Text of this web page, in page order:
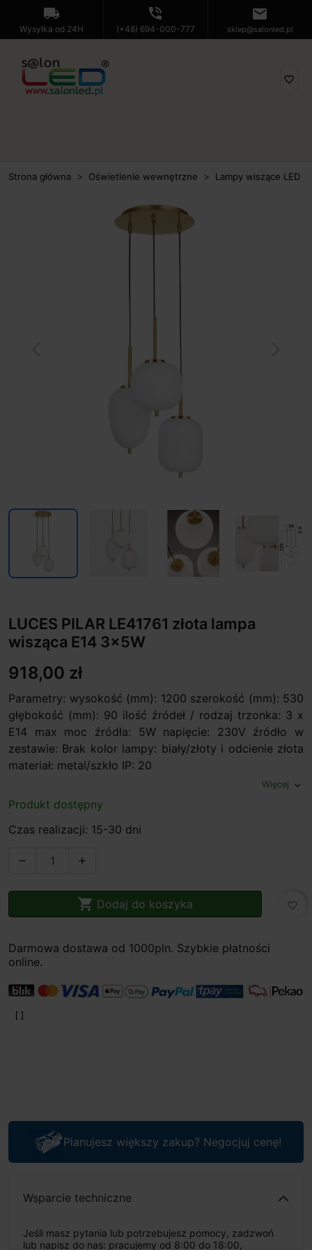
local_shipping
Wysyłka od 24H
phone_in_talk
(+48) 694-000-777
mail
sklep@salonled.pl
favorite_border
Strona główna Oświetlenie wewnętrzne Lampy wiszące LED
LUCES PILAR LE41761 złota lampa
wisząca E14 3x5W
918,00 zł
Parametry: wysokość (mm): 1200 szerokość (mm): 530
głębokość (mm): 90 ilość źródeł / rodzaj trzonka: 3 x
E14 max moc źródła: 5W napięcie: 230V źródło w
zestawie: Brak kolor lampy: biały/złoty i odcienie złota
materiał: metal/szkło IP: 20
Więcej expand_more
Produkt dostępny
Czas realizacji: 15-30 dni
 
 Dodaj do koszyka favorite_border
Darmowa dostawa od 1000pln. Szybkie płatności
online.
Planujesz większy zakup? Negocjuj cenę!
Wsparcie techniczne
Jeśli masz pytania lub potrzebujesz pomocy, zadzwoń
lub napisz do nas: pracujemy od 8:00 do 18:00,